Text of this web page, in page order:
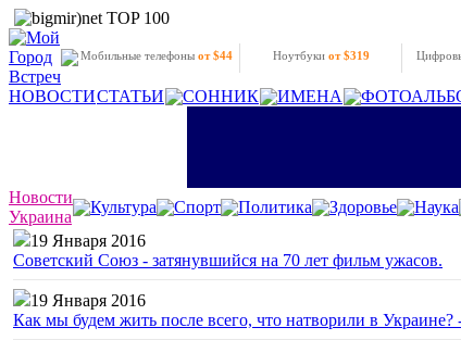
Мобильные телефоны от $44 Ноутбуки от $319
НОВОСТИСТАТЬИ СОННИК ИМЕНА
Новости
Украина
Культура Спорт Политика Здоровье Наука
19 Января 2016
Советский Союз - затянувшийся на 70 лет фильм ужасов.
19 Января 2016
Как мы будем жить после всего, что натворили в